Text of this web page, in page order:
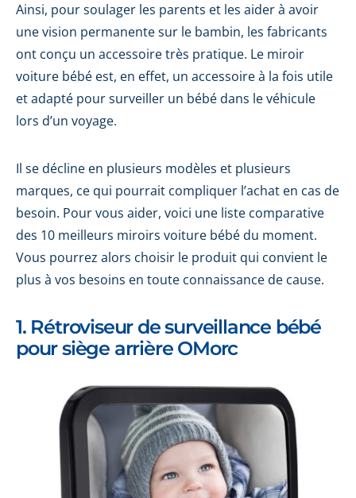
Ainsi, pour soulager les parents et les aider à avoir
une vision permanente sur le bambin, les fabricants
ont conçu un accessoire très pratique. Le miroir
voiture bébé est, en effet, un accessoire à la fois utile
et adapté pour surveiller un bébé dans le véhicule
lors d’un voyage.
Il se décline en plusieurs modèles et plusieurs
marques, ce qui pourrait compliquer l’achat en cas de
besoin. Pour vous aider, voici une liste comparative
des 10 meilleurs miroirs voiture bébé du moment.
Vous pourrez alors choisir le produit qui convient le
plus à vos besoins en toute connaissance de cause.
1. Rétroviseur de surveillance bébé
pour siège arrière OMorc